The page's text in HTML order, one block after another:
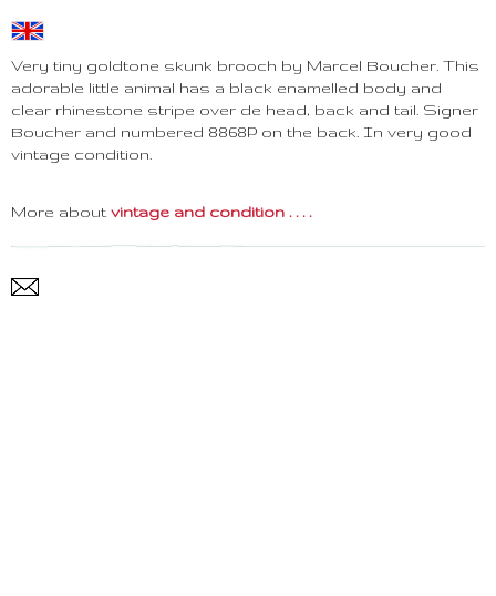
Very tiny goldtone skunk brooch by Marcel Boucher. This
adorable little animal has a black enamelled body and
clear rhinestone stripe over de head, back and tail. Signer
Boucher and numbered 8868P on the back. In very good
vintage condition.
More about vintage and condition . . . .